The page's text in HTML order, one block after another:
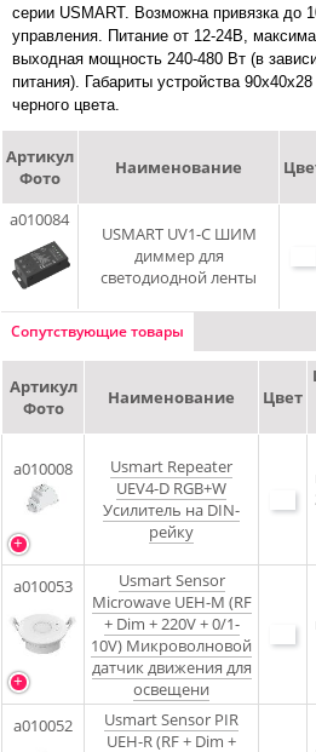
серии USMART. Возможна привязка до
управления. Питание от 12-24В,
выходная мощность 240-480 Вт (в
питания). Габариты устройства
черного цвета.
Артикул
Фото
Наименование
a010084
USMART UV1-C ШИМ
диммер для
светодиодной ленты
Сопутствующие товары
Артикул
Фото
Наименование Цвет
a010008
Usmart Repeater
UEV4-D RGB+W
Усилитель на DIN-
рейку
a010053
Usmart Sensor
Microwave UEH-M (RF
+ Dim + 220V + 0/1-
10V) Микроволновой
датчик движения для
освещени
a010052
Usmart Sensor PIR
UEH-R (RF + Dim +